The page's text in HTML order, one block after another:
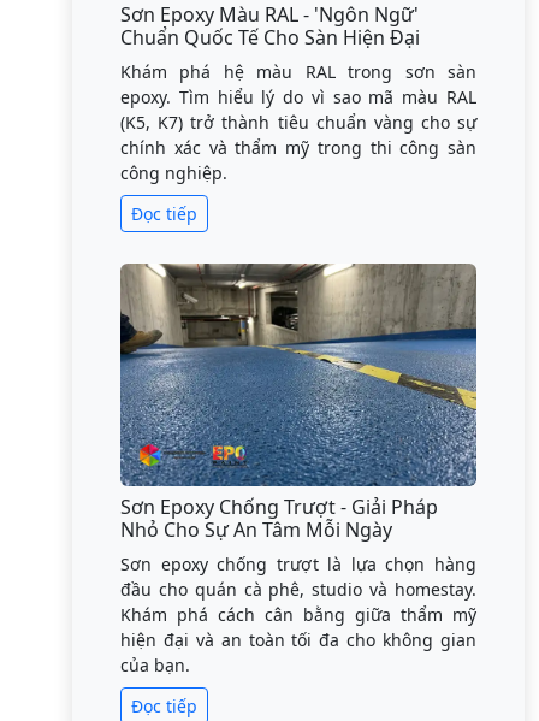
Sơn Epoxy Màu RAL - 'Ngôn Ngữ'
Chuẩn Quốc Tế Cho Sàn Hiện Đại
Khám phá hệ màu RAL trong sơn sàn
epoxy. Tìm hiểu lý do vì sao mã màu RAL
(K5, K7) trở thành tiêu chuẩn vàng cho sự
chính xác và thẩm mỹ trong thi công sàn
công nghiệp.
Đọc tiếp
Sơn Epoxy Chống Trượt - Giải Pháp
Nhỏ Cho Sự An Tâm Mỗi Ngày
Sơn epoxy chống trượt là lựa chọn hàng
đầu cho quán cà phê, studio và homestay.
Khám phá cách cân bằng giữa thẩm mỹ
hiện đại và an toàn tối đa cho không gian
của bạn.
Đọc tiếp